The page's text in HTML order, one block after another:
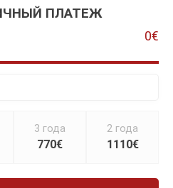
ПЛАТЕЖ
0€
3 года
770€
2 года
1110€